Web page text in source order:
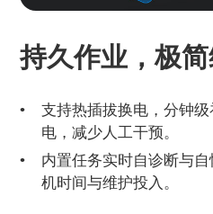
持久作业，极
支持热插拔换电，分钟
电，减少人工干预。
内置任务实时自诊断与
机时间与维护投入。